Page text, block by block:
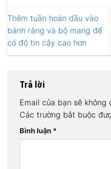
Thêm tuần hoàn dầu vào
bánh răng và bộ mang để
có độ tin cậy cao hơn
Trả lời
Email của bạn sẽ
Các trường bắt buộc
Bình luận *